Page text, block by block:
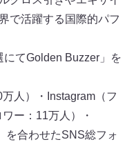
で活躍する国際的パフ
にてGolden Buzzer」を
人）・Instagram（フ
ー：11万人）・
合わせたSNS総フォ